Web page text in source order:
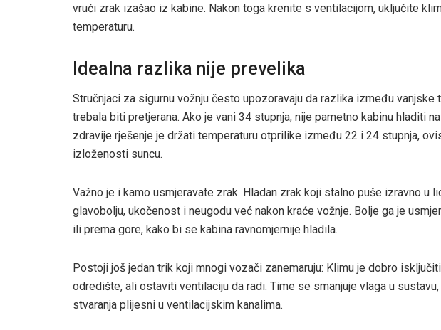
vrući zrak izašao iz kabine. Nakon toga krenite s ventilacijom, uključite
temperaturu.
Idealna razlika nije prevelika
Stručnjaci za sigurnu vožnju često upozoravaju da razlika između vanjske
trebala biti pretjerana. Ako je vani 34 stupnja, nije pametno kabinu hladiti
zdravije rješenje je držati temperaturu otprilike između 22 i 24 stupnja,
izloženosti suncu.
Važno je i kamo usmjeravate zrak. Hladan zrak koji stalno puše izravno u
glavobolju, ukočenost i neugodu već nakon kraće vožnje. Bolje ga je
ili prema gore, kako bi se kabina ravnomjernije hladila.
Postoji još jedan trik koji mnogi vozači zanemaruju: Klimu je dobro
odredište, ali ostaviti ventilaciju da radi. Time se smanjuje vlaga u
stvaranja plijesni u ventilacijskim kanalima.